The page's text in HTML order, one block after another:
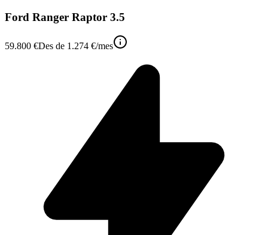
Ford Ranger Raptor 3.5
59.800 €Des de 1.274 €/mes